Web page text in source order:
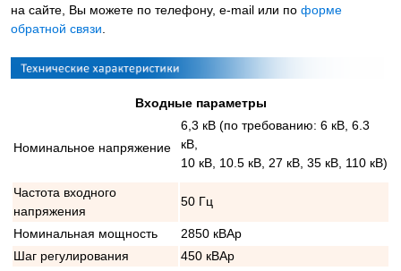
на сайте, Вы можете по телефону, e-mail или по форме
обратной связи.
Входные параметры
Номинальное напряжение
6,3 кВ (по требованию: 6 кВ, 6.3
кВ,
10 кВ, 10.5 кВ, 27 кВ, 35 кВ, 110 кВ)
Частота входного
напряжения
50 Гц
Номинальная мощность
2850 кВАр
Шаг регулирования
450 кВАр